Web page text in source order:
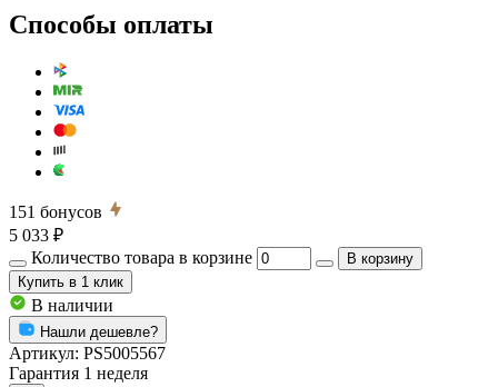
Способы оплаты
151 бонусов
5 033 ₽
Количество товара в корзине
В корзину
Купить в 1 клик
В наличии
Нашли дешевле?
Артикул: PS5005567
Гарантия 1 неделя